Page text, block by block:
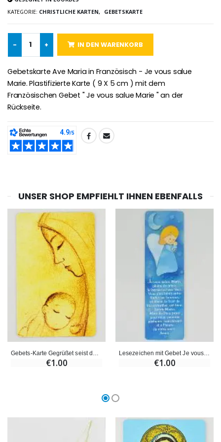
Novenen-Kerze für eine Heilung - 17.5cm
€4.90
6 Kerzen Farbe Weiss
€6.00
KATEGORIE: CHRISTLICHE KARTEN, GEBETSKARTE
- + IN DEN WARENKORB
Gebetskarte Ave Maria in Französisch - Je vous salue
Marie. Plastifizierte Karte ( 9 X 5 cm ) mit dem
Französischen Gebet " Je vous salue Marie " an der
Rückseite.
TEILEN:
UNSER SHOP EMPFIEHLT IHNEN EBENFALLS
€1.00
Lesezeichen mit Gebet Je vous Salue Marie (Ave Maria in Französisch)
€1.00